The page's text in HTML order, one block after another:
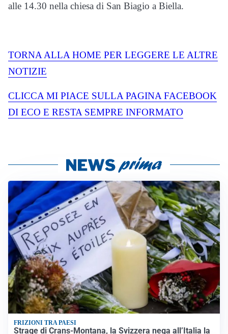
alle 14.30 nella chiesa di San Biagio a Biella.
TORNA ALLA HOME PER LEGGERE LE ALTRE
NOTIZIE
CLICCA MI PIACE SULLA PAGINA FACEBOOK
DI ECO E RESTA SEMPRE INFORMATO
FRIZIONI TRA PAESI
Strage di Crans-Montana, la Svizzera nega all’Italia la